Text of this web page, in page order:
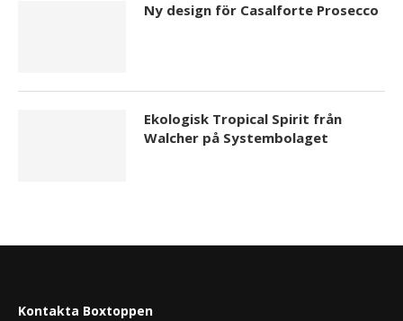
Ny design för Casalforte Prosecco
Ekologisk Tropical Spirit från
Walcher på Systembolaget
Kontakta Boxtoppen